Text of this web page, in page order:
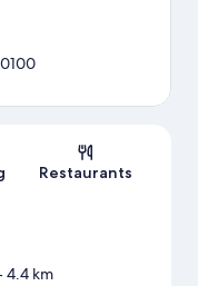
Restaurants
km